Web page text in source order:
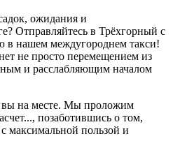
ожидания и
Отправляйтесь в Трёхгорный с
в нашем междугороднем такси!
не просто перемещением из
и расслабляющим началом
на месте. Мы проложим
, позаботившись о том,
максимальной пользой и